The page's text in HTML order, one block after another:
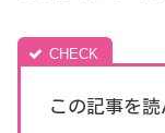
この記事を